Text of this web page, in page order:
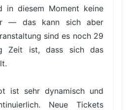
in diesem Moment keine
— das kann sich aber
sind es noch 29
Zeit ist, dass sich das
ist sehr dynamisch und
Neue Tickets